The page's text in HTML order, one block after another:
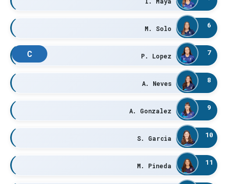
M. Solo 6
C P. Lopez 7
A. Neves 8
A. Gonzalez 9
S. Garcia 10
M. Pineda 11